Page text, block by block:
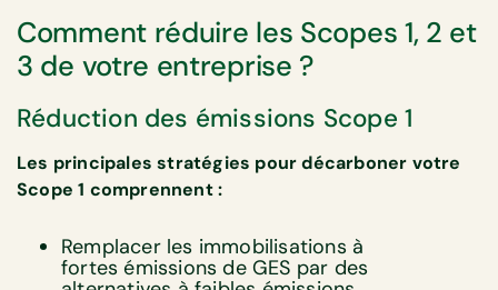
Comment réduire les Scopes 1, 2 et
3 de votre entreprise ?
Réduction des émissions Scope 1
Les principales stratégies pour décarboner votre
Scope 1 comprennent :
Remplacer les immobilisations à
fortes émissions de GES par des